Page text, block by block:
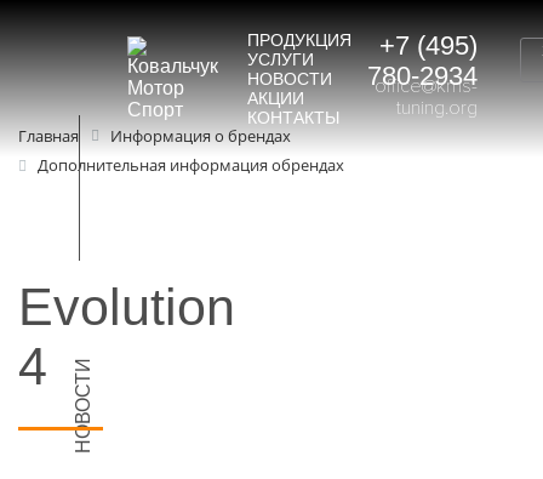
ПРОДУКЦИЯ
УСЛУГИ
НОВОСТИ
АКЦИИ
КОНТАКТЫ
+7 (495)
780-2934
office@kms-
tuning.org
Главная
Информация о брендах
Дополнительная информация обрендах
НОВОСТИ
Evolution
4